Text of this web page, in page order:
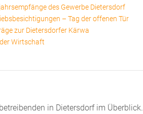
des Gewerbe Dietersdorf
– Tag der offenen Tür
zur Dietersdorfer Kärwa
Wirtschaft
in Dietersdorf im Überblick.